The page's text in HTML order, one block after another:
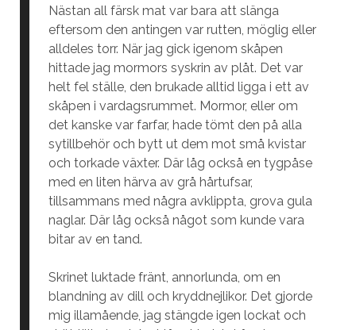
Nästan all färsk mat var bara att slänga
eftersom den antingen var rutten, möglig eller
alldeles torr. När jag gick igenom skåpen
hittade jag mormors syskrin av plåt. Det var
helt fel ställe, den brukade alltid ligga i ett av
skåpen i vardagsrummet. Mormor, eller om
det kanske var farfar, hade tömt den på alla
sytillbehör och bytt ut dem mot små kvistar
och torkade växter. Där låg också en tygpåse
med en liten härva av grå hårtufsar,
tillsammans med några avklippta, grova gula
naglar. Där låg också något som kunde vara
bitar av en tand.
Skrinet luktade fränt, annorlunda, om en
blandning av dill och kryddnejlikor. Det gjorde
mig illamående, jag stängde igen lockat och